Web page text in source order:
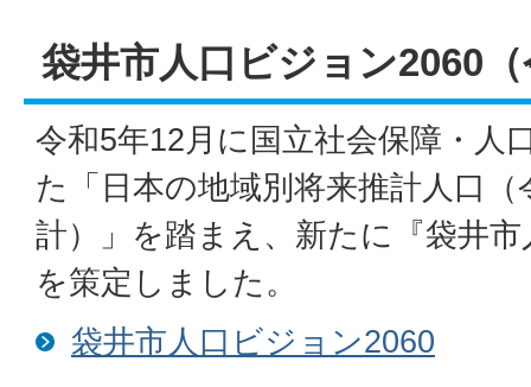
袋井市人口ビジョン2060
令和5年12月に国立社会保障・人
た「日本の地域別将来推計人口（
計）」を踏まえ、新たに『袋井
を策定しました。
袋井市人口ビジョン2060